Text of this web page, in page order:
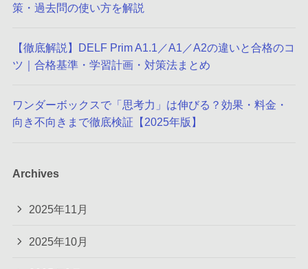
策・過去問の使い方を解説
【徹底解説】DELF Prim A1.1／A1／A2の違いと合格のコ
ツ｜合格基準・学習計画・対策法まとめ
ワンダーボックスで「思考力」は伸びる？効果・料金・
向き不向きまで徹底検証【2025年版】
Archives
2025年11月
2025年10月